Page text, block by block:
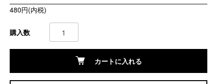
480円(内税)
購入数
カートに入れる